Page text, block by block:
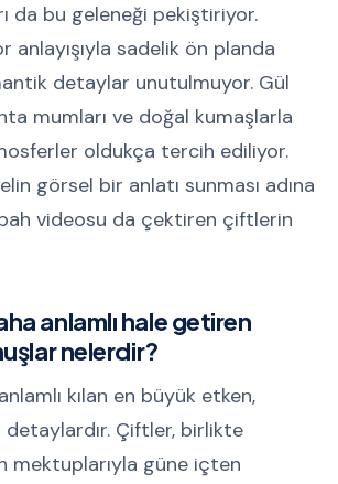
da bu geleneği pekiştiriyor.
anlayışıyla sadelik ön planda
detaylar unutulmuyor. Gül
mumları ve doğal kumaşlarla
oldukça tercih ediliyor.
görsel bir anlatı sunması adına
videosu da çektiren çiftlerin
anlamlı hale getiren
nelerdir?
kılan en büyük etken,
detaylardır. Çiftler, birlikte
mektuplarıyla güne içten